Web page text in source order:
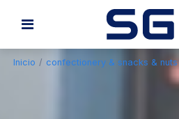
Inicio / confectionery & snacks & nuts